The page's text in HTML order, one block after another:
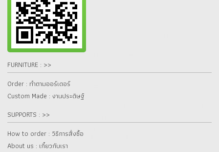
FURNITURE : >>
Order : ทำตามออร์เดอร์
Custom Made : งานประดิษฐ์
SUPPORTS : >>
How to order : วิธีการสั่งซื้อ
About us : เกี๋ยวกับเรา